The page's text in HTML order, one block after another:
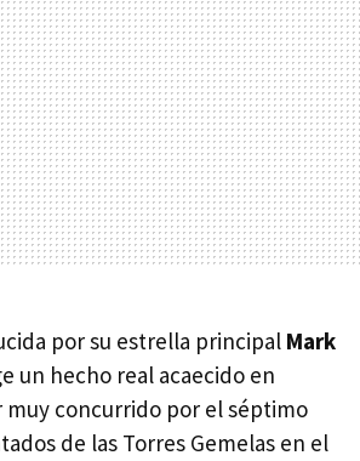
por su estrella principal Mark
un hecho real acaecido en
muy concurrido por el séptimo
de las Torres Gemelas en el